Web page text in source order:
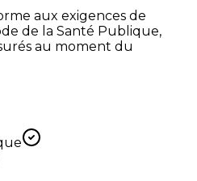
aux exigences de
de la Santé Publique,
au moment du